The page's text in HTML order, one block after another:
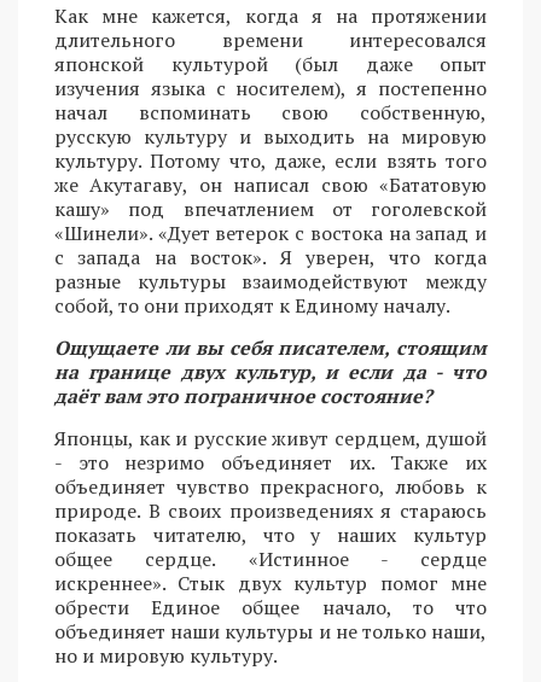
Как мне кажется, когда я на протяжении
длительного времени интересовался
японской культурой (был даже опыт
изучения языка с носителем), я постепенно
начал вспоминать свою собственную,
русскую культуру и выходить на мировую
культуру. Потому что, даже, если взять того
же Акутагаву, он написал свою «Бататовую
кашу» под впечатлением от гоголевской
«Шинели». «Дует ветерок с востока на запад и
с запада на восток». Я уверен, что когда
разные культуры взаимодействуют между
собой, то они приходят к Единому началу.
Ощущаете ли вы себя писателем, стоящим
на границе двух культур, и если да - что
даёт вам это пограничное состояние?
Японцы, как и русские живут сердцем, душой
- это незримо объединяет их. Также их
объединяет чувство прекрасного, любовь к
природе. В своих произведениях я стараюсь
показать читателю, что у наших культур
общее сердце. «Истинное - сердце
искреннее». Стык двух культур помог мне
обрести Единое общее начало, то что
объединяет наши культуры и не только наши,
но и мировую культуру.